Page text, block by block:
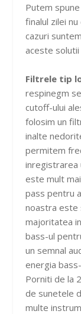
Putem
finalul zilei
cazuri
aceste solutii
Filtrele tip
respinegm
cutoff-ului
folosim un
inalte
permitem
inregistrarea
este mult
pass pentru
noastra este
majoritatea
bass-ul
un semnal
energia
Porniti de la
de sunetele
multe